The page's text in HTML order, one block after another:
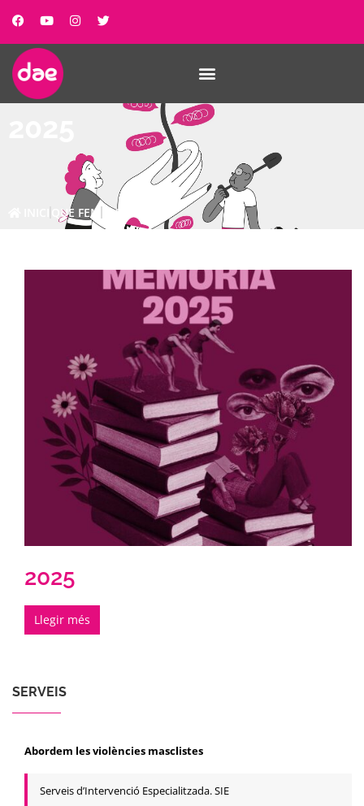
QUE FEM 2025
SERVEIS
Abordem les violències masclistes
Serveis d’Intervenció Especialitzada. SIE
2025
Llegir més